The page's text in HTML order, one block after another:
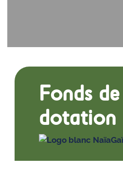
Fonds de
dotation